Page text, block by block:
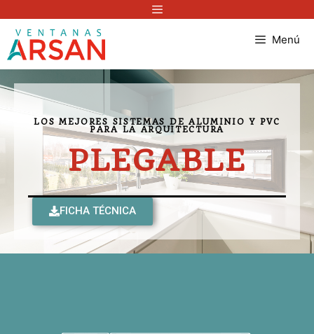
Menú
LOS MEJORES SISTEMAS DE ALUMINIO Y PVC
PARA LA ARQUITECTURA
PLEGABLE
FICHA TÉCNICA